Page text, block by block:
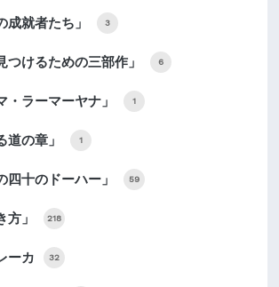
就者たち」 3
つけるための三部作」 6
ラーマーヤナ」 1
の章」 1
十のドーハー」 59
」 218
ーカ 32